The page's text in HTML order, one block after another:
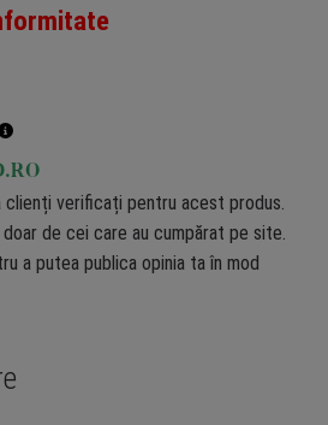
clienți verificați pentru acest produs.
de cei care au cumpărat pe site.
a putea publica opinia ta în mod